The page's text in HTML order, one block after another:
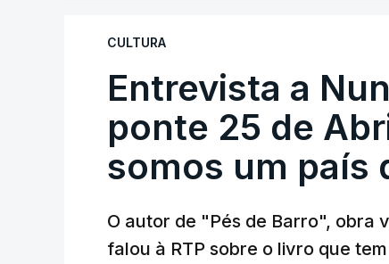
CULTURA
Entrevista a
ponte 25 de
somos um país
O autor de "Pés de Barro", obra
falou à RTP sobre o livro que